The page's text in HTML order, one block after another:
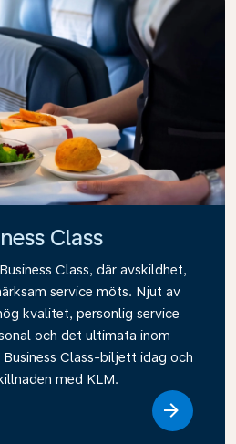
Class
Class, där avskildhet,
service möts. Njut av
kvalitet, personlig service
och det ultimata inom
Class-biljett idag och
med KLM.